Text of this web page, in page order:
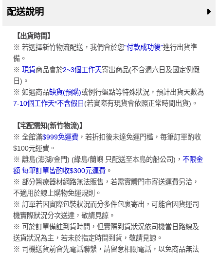
配送說明
【出貨時間】
※ 若選擇新竹物流配送，我們會於您"付款成功後"進行出貨準
備。
※ 現貨商品會於2~3個工作天寄出商品(不含週六日及國定例假
日)。
※ 如遇商品缺貨(預購)或例行盤點等特殊狀況，預計出貨天數為
7-10個工作天*不含假日 (若實際有現貨會依照正常時間出貨)。
【宅配需知(新竹物流)】
※ 全館滿$999免運費，若折扣後未達免運門檻，每筆訂單酌收
$100元運費。
※ 離島(澎湖/金門) (綠島/蘭嶼 只配送至本島的船公司)， 不限金
額 每筆訂單皆酌收$300元運費。
※ 部分醫療器材網路無法販售，若需實體門市寄送運費另洽，
不適用於線上購物免運規則。
※ 訂單若因實際包裝狀況而分多件包裹寄出，可能會因貨運司
機實際狀況分次送達，敬請見諒。
※ 可於訂單備註到貨時間，但實際到貨狀況依司機當日路線及
送貨狀況為主，若未於指定時間到貨，敬請見諒。
※ 司機送貨前會先電話聯繫，請留意相關電話，以免商品無法